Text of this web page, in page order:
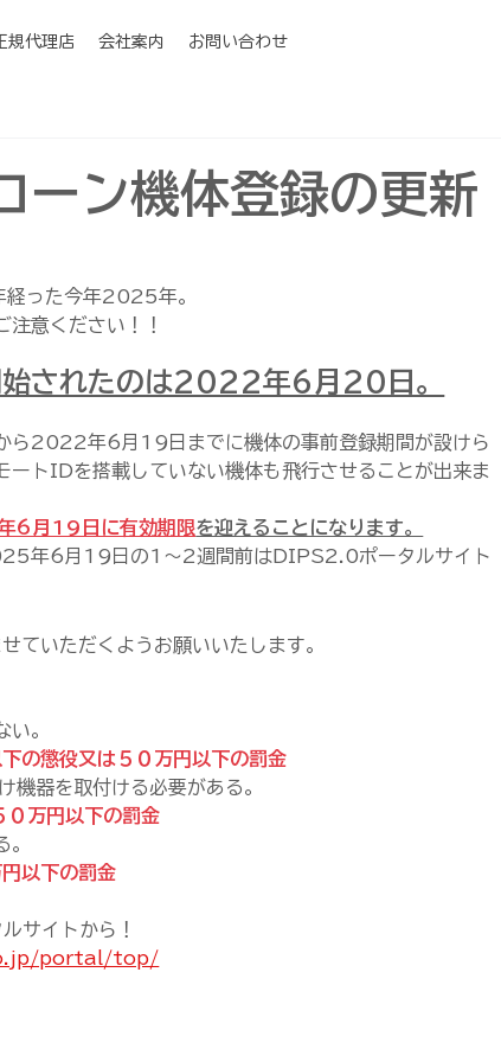
規代理店 会社案内 お問い合わせ
ーン機体登録の更新
った今年2025年。
意ください！！
始されたのは2022年6月20日。
2022年6月19日までに機体の事前登録期間が設けら
ートIDを搭載していない機体も飛行させることが出来ま
6月19日に有効期限を迎えることになります。
年6月19日の1～2週間前はDIPS2.0ポータルサイト
ていただくようお願いいたします。
。
の懲役又は５０万円以下の罰金
器を取付ける必要がある。
０万円以下の罰金
以下の罰金
サイトから！
portal/top/